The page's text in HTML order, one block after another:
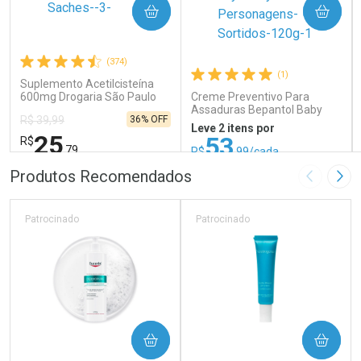
(374)
Suplemento Acetilcisteína
600mg Drogaria São Paulo
R$ 39,99
R$25,79
36% OFF
COMPRAR
FECHAR
FECHAR
Por Menos
(1)
Creme Preventivo Para
Assaduras Bepantol Baby
Toy Story Personagens
Sortidos 120g
Leve 2 itens por
R$53,99/cada
COMPRAR
Por Menos
Produtos Recomendados Imagem
Patrocinado
COMPRAR
Patrocinado
COMPRAR